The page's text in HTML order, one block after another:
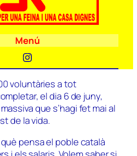
Menú
Instagram
voluntàries a tot
el dia 6 de juny,
que s’hagi fet mai al
de la vida.
pensa el poble català